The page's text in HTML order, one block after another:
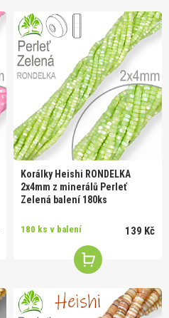
Korálky Heishi RONDELKA
2x4mm z minerálů Perleť
Zelená balení 180ks
180 ks v balení 139 Kč